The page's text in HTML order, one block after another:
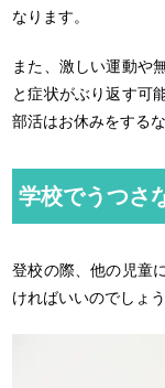
なります。
また、激しい運動や
と症状がぶり返す可
部活はお休みをする
学校でうつさ
登校の際、他の児童
ければいいのでしょう